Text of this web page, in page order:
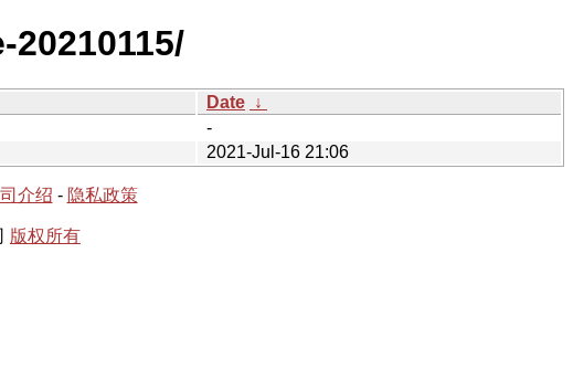
Date ↓
-
2021-Jul-16 21:06
介绍 - 隐私政策
版权所有